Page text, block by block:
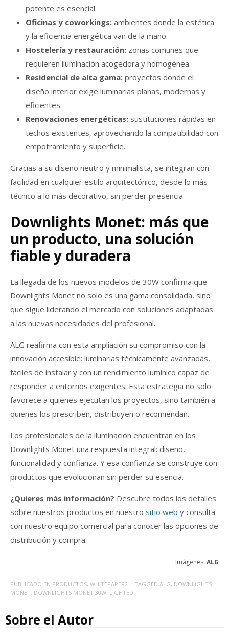
potente es esencial.
Oficinas y coworkings: ambientes donde la estética
y la eficiencia energética van de la mano.
Hostelería y restauración: zonas comunes que
requieren iluminación acogedora y homogénea.
Residencial de alta gama: proyectos donde el
diseño interior exige luminarias planas, modernas y
eficientes.
Renovaciones energéticas: sustituciones rápidas en
techos existentes, aprovechando la compatibilidad con
empotramiento y superficie.
Gracias a su diseño neutro y minimalista, se integran con
facilidad en cualquier estilo arquitectónico, desde lo más
técnico a lo más decorativo, sin perder presencia.
Downlights Monet: más que
un producto, una solución
fiable y duradera
La llegada de los nuevos modelos de 30W confirma que
Downlights Monet no solo es una gama consolidada, sino
que sigue liderando el mercado con soluciones adaptadas
a las nuevas necesidades del profesional.
ALG reafirma con esta ampliación su compromiso con la
innovación accesible: luminarias técnicamente avanzadas,
fáciles de instalar y con un rendimiento lumínico capaz de
responder a entornos exigentes. Esta estrategia no solo
favorece a quienes ejecutan los proyectos, sino también a
quienes los prescriben, distribuyen o recomiendan.
Los profesionales de la iluminación encuentran en los
Downlights Monet una respuesta integral: diseño,
funcionalidad y confianza. Y esa confianza se construye con
productos que evolucionan sin perder su esencia.
¿Quieres más información? Descubre todos los detalles
sobre nuestros productos en nuestro sitio web y consulta
con nuestro equipo comercial para conocer las opciones de
distribución y compra.
Imágenes: ALG
PUBLICADO EN PRODUCTOS, WHITEPAPER2 | TAGGED ALG, DOWNLIGHTS
MONET, DOWNLIGHTS MONET 30W, LIGHTED
Sobre el Autor